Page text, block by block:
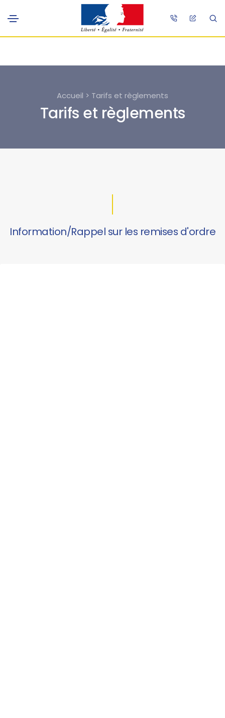
Accueil > Tarifs et règlements
Tarifs et règlements
Information/Rappel sur les remises d'ordre